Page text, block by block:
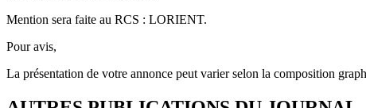
Mention sera faite au RCS : LORIENT.
Pour avis,
La présentation de votre annonce peut varier selon la composition